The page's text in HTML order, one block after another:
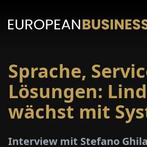
Sprache,
Lösungen:
wächst mit
Interview mit Stefano